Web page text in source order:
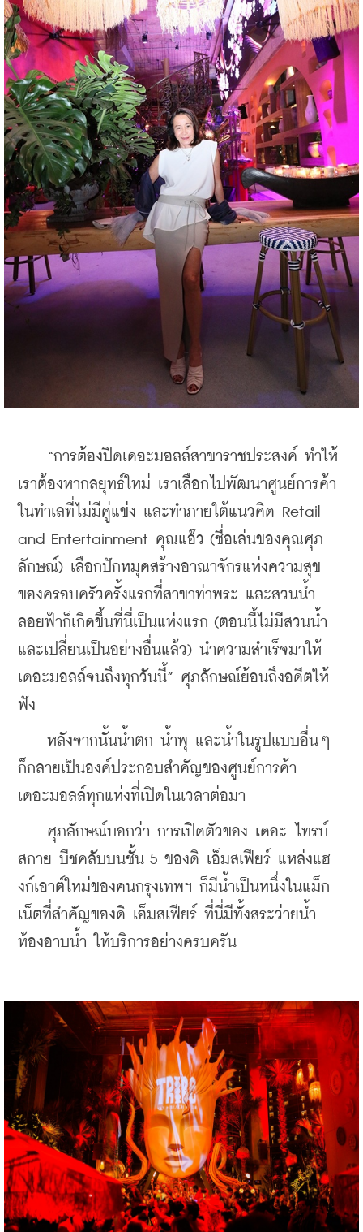
“การต้องปิดเดอะมอลล์สาขาราชประสงค์ ทำให้
เราต้องหากลยุทธ์ใหม่ เราเลือกไปพัฒนาศูนย์การค้า
ในทำเลที่ไม่มีคู่แข่ง และทำภายใต้แนวคิด Retail
and Entertainment คุณแอ๊ว (ชื่อเล่นของคุณศุภ
ลักษณ์) เลือกปักหมุดสร้างอาณาจักรแห่งความสุข
ของครอบครัวครั้งแรกที่สาขาท่าพระ และสวนน้ำ
ลอยฟ้าก็เกิดขึ้นที่นี่เป็นแห่งแรก (ตอนนี้ไม่มีสวนน้ำ
และเปลี่ยนเป็นอย่างอื่นแล้ว) นำความสำเร็จมาให้
เดอะมอลล์จนถึงทุกวันนี้” ศุภลักษณ์ย้อนถึงอดีตให้
ฟัง
หลังจากนั้นน้ำตก น้ำพุ และน้ำในรูปแบบอื่นๆ
ก็กลายเป็นองค์ประกอบสำคัญของศูนย์การค้า
เดอะมอลล์ทุกแห่งที่เปิดในเวลาต่อมา
ศุภลักษณ์บอกว่า การเปิดตัวของ เดอะ ไทรบ์
สกาย บีชคลับบนชั้น 5 ของดิ เอ็มสเฟียร์ แหล่งแฮ
งก์เอาต์ใหม่ของคนกรุงเทพฯ ก็มีน้ำเป็นหนึ่งในแม็ก
เน็ตที่สำคัญของดิ เอ็มสเฟียร์ ที่นี่มีทั้งสระว่ายน้ำ
ห้องอาบน้ำ ให้บริการอย่างครบครัน